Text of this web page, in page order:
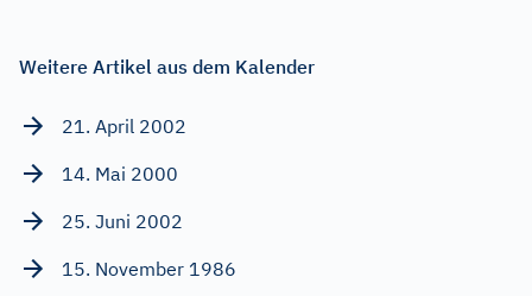
Weitere Artikel aus dem Kalender
21. April 2002
14. Mai 2000
25. Juni 2002
15. November 1986